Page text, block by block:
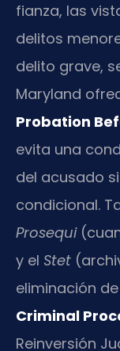
fianza, las
delitos
delito grave,
Maryland
Probation
evita una
del acusado
condicional.
Prosequi
y el Stet
eliminación
Criminal
Reinversión